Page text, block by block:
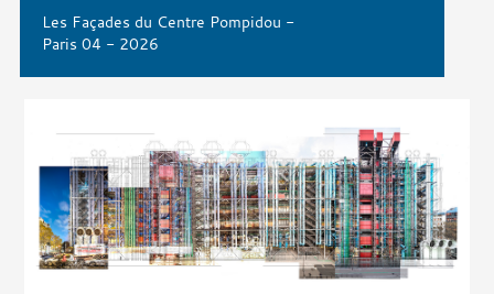
Les Façades du Centre Pompidou -
Paris 04 - 2026